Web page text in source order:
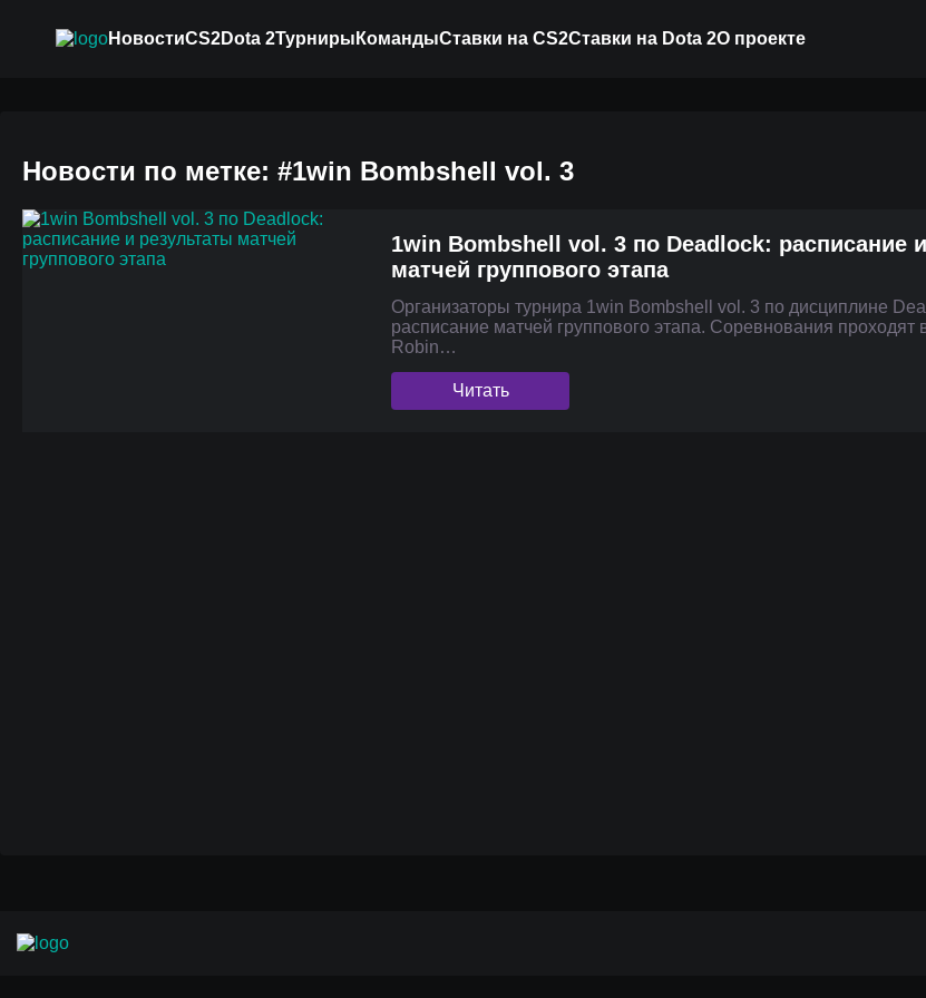
НовостиCS2Dota 2Турниры КомандыСтавки на CS2Ставки на Dota 2О проекте
Новости по метке: #1win Bombshell vol. 3
1win Bombshell vol. 3 по Deadlock: расписание
матчей группового этапа
Организаторы турнира 1win Bombshell vol. 3 по дисциплине
расписание матчей группового этапа. Соревнования проходят
Robin…
Читать